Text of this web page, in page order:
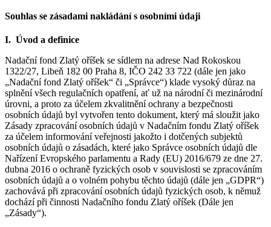
Souhlas se zásadami nakládání s osobními údaji
I. Úvod a definice
Nadační fond Zlatý oříšek se sídlem na adrese Nad Rokoskou
1322/27, Libeň 182 00 Praha 8, IČO 242 33 722 (dále jen jako
„Nadační fond Zlatý oříšek“ či „Správce“) klade vysoký důraz na
splnění všech regulačních opatření, ať už na národní či mezinárodní
úrovni, a proto za účelem zkvalitnění ochrany a bezpečnosti
osobních údajů byl vytvořen tento dokument, který má sloužit jako
Zásady zpracování osobních údajů v Nadačním fondu Zlatý oříšek
za účelem informování veřejnosti jakožto i dotčených subjektů
osobních údajů o zásadách, které jako Správce osobních údajů dle
Nařízení Evropského parlamentu a Rady (EU) 2016/679 ze dne 27.
dubna 2016 o ochraně fyzických osob v souvislosti se zpracováním
osobních údajů a o volném pohybu těchto údajů (dále jen „GDPR“)
zachovává při zpracování osobních údajů fyzických osob, k němuž
dochází při činnosti Nadačního fondu Zlatý oříšek (Dále jen
„Zásady“).